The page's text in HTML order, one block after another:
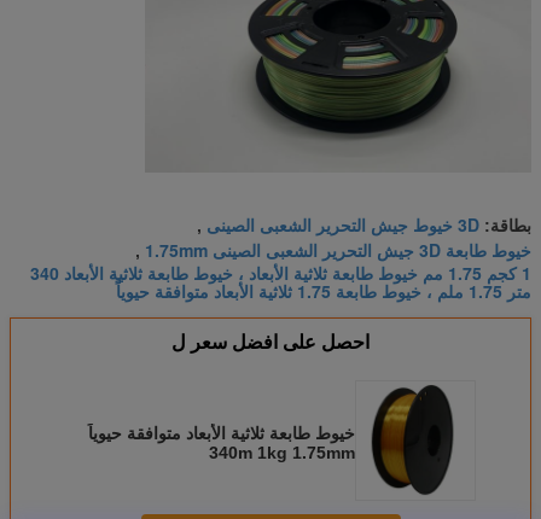
بطاقة: 3D خيوط جيش التحرير الشعبى الصينى ,
خيوط طابعة 3D جيش التحرير الشعبى الصينى 1.75mm ,
1 كجم 1.75 مم خيوط طابعة ثلاثية الأبعاد ، خيوط طابعة ثلاثية الأبعاد 340
متر 1.75 ملم ، خيوط طابعة 1.75 ثلاثية الأبعاد متوافقة حيوياً
احصل على افضل سعر ل
خيوط طابعة ثلاثية الأبعاد متوافقة حيوياً
340m 1kg 1.75mm